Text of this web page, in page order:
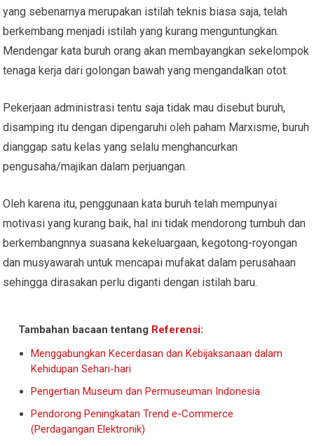
yang sebenarnya merupakan istilah teknis biasa saja, telah
berkembang menjadi istilah yang kurang menguntungkan.
Mendengar kata buruh orang akan membayangkan sekelompok
tenaga kerja dari golongan bawah yang mengandalkan otot.
Pekerjaan administrasi tentu saja tidak mau disebut buruh,
disamping itu dengan dipengaruhi oleh paham Marxisme, buruh
dianggap satu kelas yang selalu menghancurkan
pengusaha/majikan dalam perjuangan.
Oleh karena itu, penggunaan kata buruh telah mempunyai
motivasi yang kurang baik, hal ini tidak mendorong tumbuh dan
berkembangnnya suasana kekeluargaan, kegotong-royongan
dan musyawarah untuk mencapai mufakat dalam perusahaan
sehingga dirasakan perlu diganti dengan istilah baru.
Tambahan bacaan tentang Referensi:
Menggabungkan Kecerdasan dan Kebijaksanaan dalam
Kehidupan Sehari-hari
Pengertian Museum dan Permuseuman Indonesia
Pendorong Peningkatan Trend e-Commerce
(Perdagangan Elektronik)